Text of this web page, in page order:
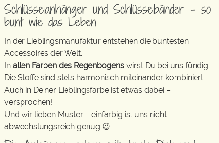
Schlüsselanhänger und Schlüsselbänder – so
bunt wie das Leben
In der Lieblingsmanufaktur entstehen die buntesten
Accessoires der Welt.
In allen Farben des Regenbogens wirst Du bei uns fündig.
Die Stoffe sind stets harmonisch miteinander kombiniert.
Auch in Deiner Lieblingsfarbe ist etwas dabei –
versprochen!
Und wir lieben Muster – einfarbig ist uns nicht
abwechslungsreich genug 😉